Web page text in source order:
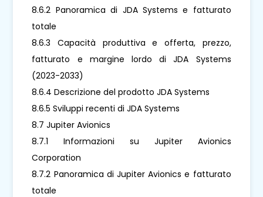
8.6.2 Panoramica di JDA Systems e fatturato
totale
8.6.3 Capacità produttiva e offerta, prezzo,
fatturato e margine lordo di JDA Systems
(2023-2033)
8.6.4 Descrizione del prodotto JDA Systems
8.6.5 Sviluppi recenti di JDA Systems
8.7 Jupiter Avionics
8.7.1 Informazioni su Jupiter Avionics
Corporation
8.7.2 Panoramica di Jupiter Avionics e fatturato
totale